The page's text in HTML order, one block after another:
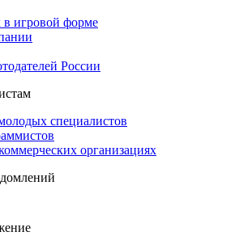
игровой форме
России
специалистов
организациях